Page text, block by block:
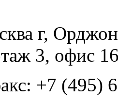
г,
3, офис
+7 (495)